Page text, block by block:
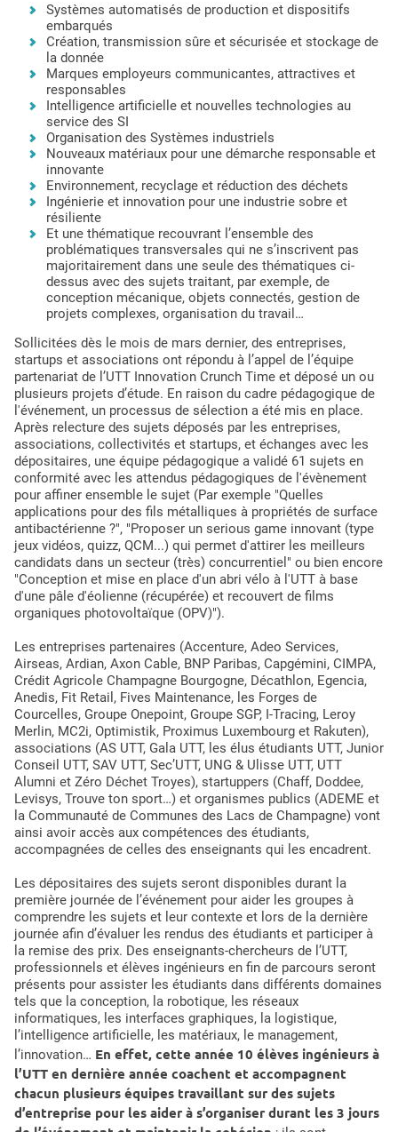
Systèmes automatisés de production et dispositifs
embarqués
Création, transmission sûre et sécurisée et stockage de
la donnée
Marques employeurs communicantes, attractives et
responsables
Intelligence artificielle et nouvelles technologies au
service des SI
Organisation des Systèmes industriels
Nouveaux matériaux pour une démarche responsable et
innovante
Environnement, recyclage et réduction des déchets
Ingénierie et innovation pour une industrie sobre et
résiliente
Et une thématique recouvrant l’ensemble des
problématiques transversales qui ne s’inscrivent pas
majoritairement dans une seule des thématiques ci-
dessus avec des sujets traitant, par exemple, de
conception mécanique, objets connectés, gestion de
projets complexes, organisation du travail…
Sollicitées dès le mois de mars dernier, des entreprises,
startups et associations ont répondu à l’appel de l’équipe
partenariat de l’UTT Innovation Crunch Time et déposé un ou
plusieurs projets d’étude. En raison du cadre pédagogique de
l'événement, un processus de sélection a été mis en place.
Après relecture des sujets déposés par les entreprises,
associations, collectivités et startups, et échanges avec les
dépositaires, une équipe pédagogique a validé 61 sujets en
conformité avec les attendus pédagogiques de l'évènement
pour affiner ensemble le sujet (Par exemple "Quelles
applications pour des fils métalliques à propriétés de surface
antibactérienne ?", "Proposer un serious game innovant (type
jeux vidéos, quizz, QCM...) qui permet d'attirer les meilleurs
candidats dans un secteur (très) concurrentiel" ou bien encore
"Conception et mise en place d'un abri vélo à l'UTT à base
d'une pâle d'éolienne (récupérée) et recouvert de films
organiques photovoltaïque (OPV)").
Les entreprises partenaires (Accenture, Adeo Services,
Airseas, Ardian, Axon Cable, BNP Paribas, Capgémini, CIMPA,
Crédit Agricole Champagne Bourgogne, Décathlon, Egencia,
Anedis, Fit Retail, Fives Maintenance, les Forges de
Courcelles, Groupe Onepoint, Groupe SGP, I-Tracing, Leroy
Merlin, MC2i, Optimistik, Proximus Luxembourg et Rakuten),
associations (AS UTT, Gala UTT, les élus étudiants UTT, Junior
Conseil UTT, SAV UTT, Sec’UTT, UNG & Ulisse UTT, UTT
Alumni et Zéro Déchet Troyes), startuppers (Chaff, Doddee,
Levisys, Trouve ton sport…) et organismes publics (ADEME et
la Communauté de Communes des Lacs de Champagne) vont
ainsi avoir accès aux compétences des étudiants,
accompagnées de celles des enseignants qui les encadrent.
Les dépositaires des sujets seront disponibles durant la
première journée de l’événement pour aider les groupes à
comprendre les sujets et leur contexte et lors de la dernière
journée afin d’évaluer les rendus des étudiants et participer à
la remise des prix. Des enseignants-chercheurs de l’UTT,
professionnels et élèves ingénieurs en fin de parcours seront
présents pour assister les étudiants dans différents domaines
tels que la conception, la robotique, les réseaux
informatiques, les interfaces graphiques, la logistique,
l’intelligence artificielle, les matériaux, le management,
l’innovation… En effet, cette année 10 élèves ingénieurs à
l’UTT en dernière année coachent et accompagnent
chacun plusieurs équipes travaillant sur des sujets
d’entreprise pour les aider à s’organiser durant les 3 jours